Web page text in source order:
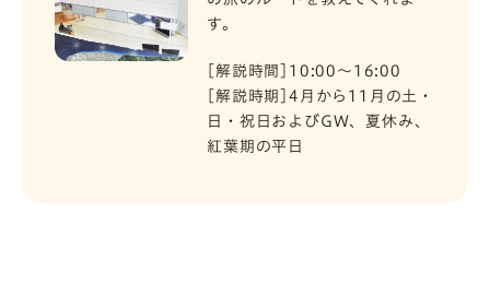
す。
[解説時間]10:00〜16:00
[解説時期]4月から11月の土・
日・祝日およびGW、夏休み、
紅葉期の平日